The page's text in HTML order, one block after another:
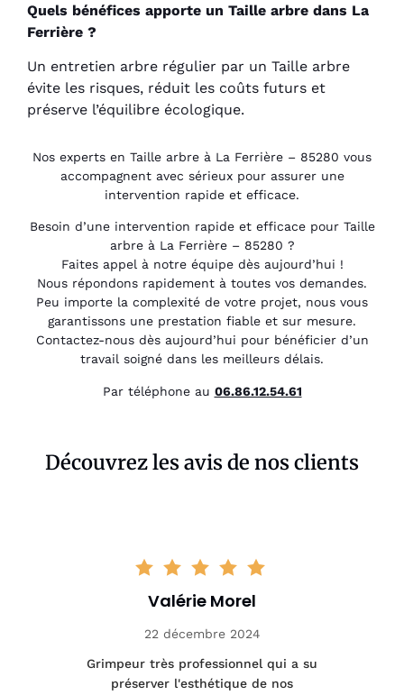
Quels bénéfices apporte un Taille arbre dans La
Ferrière ?
Un entretien arbre régulier par un Taille arbre
évite les risques, réduit les coûts futurs et
préserve l’équilibre écologique.
Nos experts en Taille arbre à La Ferrière – 85280 vous
accompagnent avec sérieux pour assurer une
intervention rapide et efficace.
Besoin d’une intervention rapide et efficace pour Taille
arbre à La Ferrière – 85280 ?
Faites appel à notre équipe dès aujourd’hui !
Nous répondons rapidement à toutes vos demandes.
Peu importe la complexité de votre projet, nous vous
garantissons une prestation fiable et sur mesure.
Contactez-nous dès aujourd’hui pour bénéficier d’un
travail soigné dans les meilleurs délais.
Par téléphone au 06.86.12.54.61
Découvrez les avis de nos clients
Valérie Morel
22 décembre 2024
Grimpeur très professionnel qui a su
préserver l'esthétique de nos